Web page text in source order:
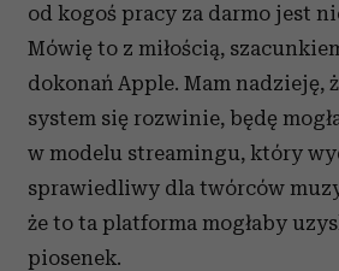
od kogoś pracy za darmo jest
Mówię to z miłością,
dokonań Apple. Mam nadzieję,
system się rozwinie, będę
w modelu streamingu, który
sprawiedliwy dla twórców
że to ta platforma mogłaby
piosenek.